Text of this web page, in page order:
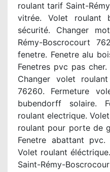
roulant tarif Saint-
vitrée. Volet roulant
sécurité. Changer
Rémy-Boscrocourt
fenetre. Fenetre alu
Fenetres pvc pas
Changer volet roulant
76260. Fermeture
bubendorff solaire.
roulant electrique.
roulant pour porte de
Fenetre abattant
Volet roulant
Saint-Rémy-